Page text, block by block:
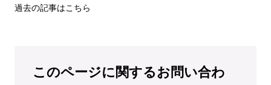
過去の記事はこちら
このページに関するお問い合わ